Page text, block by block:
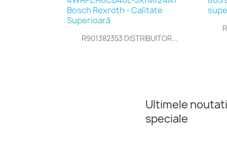
Vizualizare rapida
R901382353 DISTRIBUITOR...
Ultimele
speciale